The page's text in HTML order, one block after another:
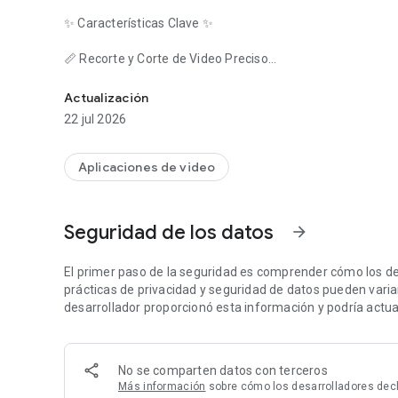
✨ Características Clave ✨
📏 Recorte y Corte de Video Preciso
usar te permiten seleccionar y editar los momentos
imaginaste.
¿Sin habilidades técnicas? ¡No hay problema! Nuestro
hasta editores experimentados, pueda navegar, recortar
Mantén cada fotograma cristalino. Exporta tus videos
🚀 Guardar y Compartir Rápidamente
¡Edita, guarda y comparte en segundos! Exporta tus
❌ Sin Marcas de Agua
Tu contenido debe ser tuyo. Sin marcas de agua en tus
Actualización
22 jul 2026
Aplicaciones de video
Seguridad de los datos arrow_forward
El primer paso de la seguridad es comprender cómo los
prácticas de privacidad y seguridad de datos pueden
desarrollador proporcionó esta información y podría
No se comparten datos con terceros
Más información sobre cómo los desarrolladores